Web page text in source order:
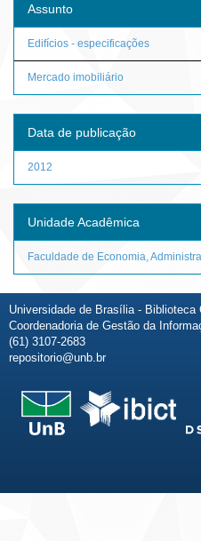
Assunto
Edifícios - especificações
Mercado imobiliário
Data de publicação
2012
Unidade Acadêmica
Faculdade de Economia,
Universidade de Brasília - Biblioteca
Coordenadoria de Gestão da
(61) 3107-2683
repositorio@unb.br